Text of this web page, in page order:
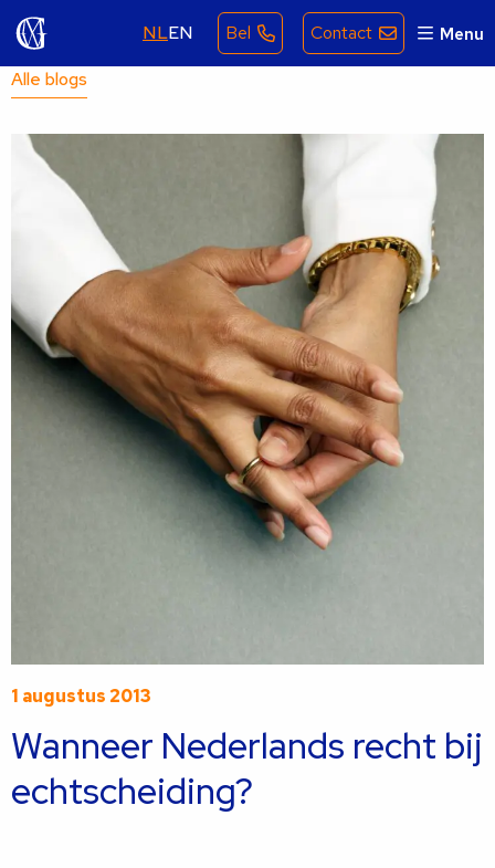
NLEN Bel Contact Menu
Alle blogs
1 augustus 2013
Wanneer Nederlands recht bij
echtscheiding?